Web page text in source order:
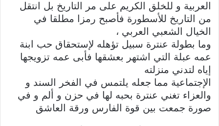
العربية و للخلق الكريم على مر التاريخ بل انتقل
من التاريخ للأسطورة فأصبح رمزا مطلقا في
الخيال الشعبي العربي ،
وما بطولة عنترة سبيل تؤهله لإستحقاق حب ابنة
عمه عبلة التي اشتهر بعشقها فأبى عمه تزويجها
إياه لتدني منزلته
الإجتماعية مما جعله يلتمس في الفخر السند و
والعزاء تغني عنترة بحبه لها في حزن و ألم و في
صورة جمعت بين قوة الفارس ورقة العاشق